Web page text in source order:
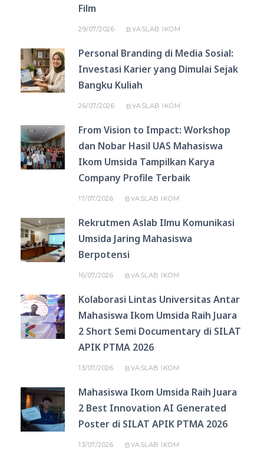
Film
29/07/2026 BYASLAB IKOM
Personal Branding di Media Sosial:
Investasi Karier yang Dimulai Sejak
Bangku Kuliah
26/07/2026 BYASLAB IKOM
From Vision to Impact: Workshop
dan Nobar Hasil UAS Mahasiswa
Ikom Umsida Tampilkan Karya
Company Profile Terbaik
17/07/2026 BYASLAB IKOM
Rekrutmen Aslab Ilmu Komunikasi
Umsida Jaring Mahasiswa
Berpotensi
16/07/2026 BYASLAB IKOM
Kolaborasi Lintas Universitas Antar
Mahasiswa Ikom Umsida Raih Juara
2 Short Semi Documentary di SILAT
APIK PTMA 2026
13/07/2026 BYASLAB IKOM
Mahasiswa Ikom Umsida Raih Juara
2 Best Innovation AI Generated
Poster di SILAT APIK PTMA 2026
13/07/2026 BYASLAB IKOM